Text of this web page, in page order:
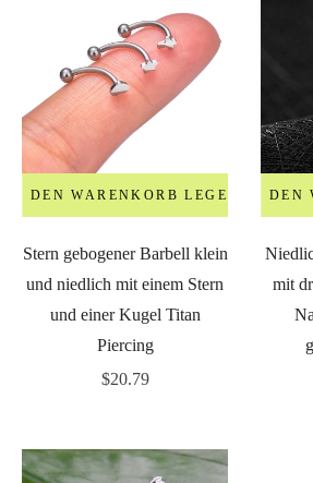
IN DEN WARENKORB LEGEN
Stern gebogener Barbell klein
und niedlich mit einem Stern
und einer Kugel Titan
Piercing
Regulärer
$20.79
IN DEN
mit